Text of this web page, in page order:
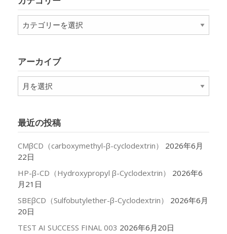
テ
ー
アーカイブ
ア
ー
ブ
最近の投稿
CMβCD（carboxymethyl-β-cyclodextrin）
2026年6月
22日
HP-β-CD（Hydroxypropyl β-Cyclodextrin）
2026年6
月21日
SBEβCD（Sulfobutylether-β-Cyclodextrin）
2026年6月
20日
TEST AI SUCCESS FINAL 003 2026年6月20日